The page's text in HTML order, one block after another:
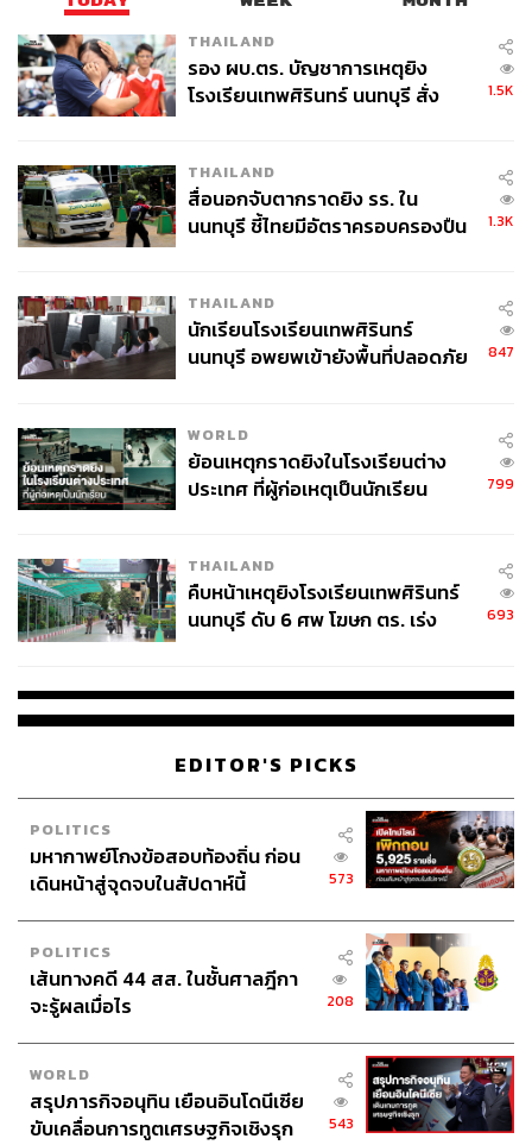
ชาวพุทธทำพิธีกรรมทางศาสนา
ม้าหมุนก็มีนะ
THAILAND
รอง ผบ.ตร. บัญชาการเหตุยิง
โรงเรียนเทพศิรินทร์ นนทบุรี สั่ง
1.5K
THAILAND
สื่อนอกจับตากราดยิง รร. ใน
นนทบุรี ชี้ไทยมีอัตราครอบครองปืน
1.3K
THAILAND
นักเรียนโรงเรียนเทพศิรินทร์
นนทบุรี อพยพเข้ายังพื้นที่ปลอดภัย
847
WORLD
ย้อนเหตุกราดยิงในโรงเรียนต่าง
ประเทศ ที่ผู้ก่อเหตุเป็นนักเรียน
799
THAILAND
คืบหน้าเหตุยิงโรงเรียนเทพศิรินทร์
นนทบุรี ดับ 6 ศพ โฆษก ตร. เร่ง
693
EDITOR'S PICKS
POLITICS
มหากาพย์โกงข้อสอบท้องถิ่น ก่อน
เดินหน้าสู่จุดจบในสัปดาห์นี้
573
POLITICS
เส้นทางคดี 44 สส. ในชั้นศาลฎีกา
จะรู้ผลเมื่อไร
208
WORLD
สรุปภารกิจอนุทิน เยือนอินโดนีเซีย
ขับเคลื่อนการทูตเศรษฐกิจเชิงรุก
543